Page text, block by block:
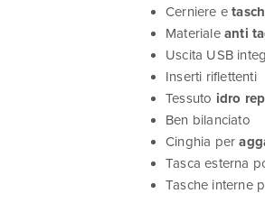
Cerniere e
Materialeanti
Uscita USB
Inserti riflettenti
Tessuto idro
Ben bilanciato
Cinghia per
Tasca esterna
Tasche interne